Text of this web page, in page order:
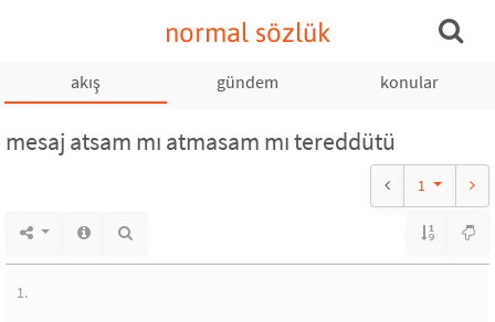
normal sözlük
akış gündem konular
mesaj atsam mı atmasam mı tereddütü
1
1.